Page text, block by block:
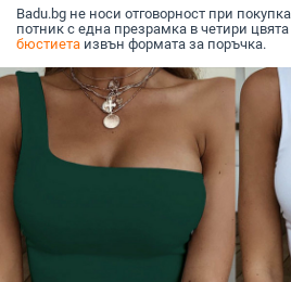
Badu.bg не носи отговорност при
потник с една презрамка в четири цвята
бюстиета извън формата за поръчка.